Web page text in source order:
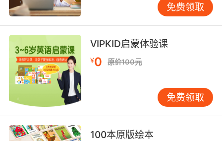
免费领取
VIPKID启蒙体验课
¥0 原价100元
免费领取
100本原版绘本